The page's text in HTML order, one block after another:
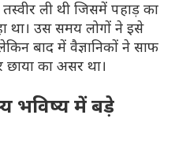
ली थी जिसमें पहाड़ का
था। उस समय लोगों ने इसे
बाद में वैज्ञानिकों ने साफ
छाया का असर था।
भविष्य में बड़े